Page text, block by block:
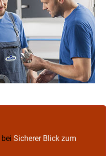
bei Sicherer Blick zum